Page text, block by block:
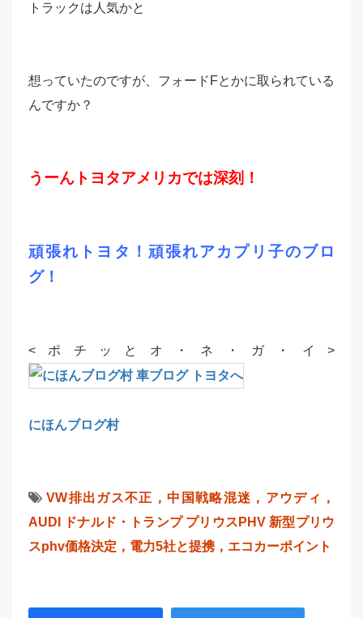
トラックは人気かと
想っていたのですが、フォードFとかに取られている
んですか？
うーんトヨタアメリカでは深刻！
頑張れトヨタ！頑張れアカプリ子のブロ
グ！
<ポチッとオ・ネ・ガ・イ>
にほんブログ村
VW排出ガス不正，中国戦略混迷，アウディ，
AUDI
ドナルド・トランプ プリウスPHV 新型プリウ
スphv価格決定，電力5社と提携，エコカーポイント